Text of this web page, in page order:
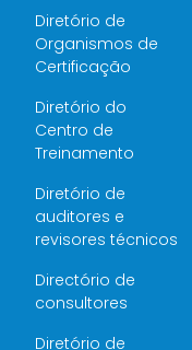
Diretório de
Organismos de
Certificação
Diretório do
Centro de
Treinamento
Diretório de
auditores e
revisores técnicos
Directório de
consultores
Diretório de